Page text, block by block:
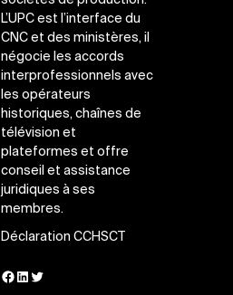
L’UPC est l’interface du
CNC et des ministères, il
négocie les accords
interprofessionnels avec
les opérateurs
historiques, chaînes de
télévision et
plateformes et offre
conseil et assistance
juridiques à ses
membres.
Déclaration CCHSCT
Facebook
LinkedIn
Twitter